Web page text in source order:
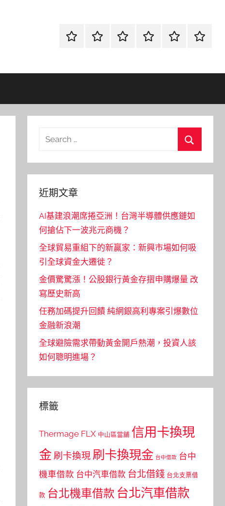
首
當
網
流
環
聯
Search
近期文章
AI基建浪潮席捲亞洲！台灣半導體供應鏈如
何搶佔下一波兆元商機？
全球貿易重組下的新贏家：新興市場如何吸
引全球資金大遷徙？
金價驚驚漲！公股銀行黃金存摺申購爆量 改
寫歷史新高
任務加碼提升回饋 純網銀高利專案引爆數位
金融新浪潮
全球避險需求帶動黃金開戶熱潮，投資人該
如何聰明進場？
標籤
Thermage FLX 中山區當舖 信用卡換現
金 刷卡換現 刷卡換現金 台中借款 台中
機車借款 台中汽車借款 台北借錢 台北支票借
款 台北機車借款 台北汽車借款